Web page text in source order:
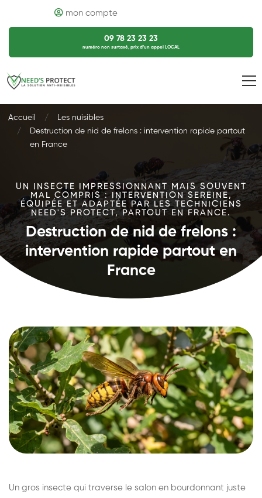
mon compte
09 78 23 23 23
numéro non surtaxé, prix d’un appel LOCAL
Accueil
Les nuisibles
Destruction de nid de frelons : intervention rapide partout
en France
UN INSECTE IMPRESSIONNANT MAIS SOUVENT
MAL COMPRIS : INTERVENTION SEREINE,
ÉQUIPÉE ET ADAPTÉE PAR LES TECHNICIENS
NEED'S PROTECT, PARTOUT EN FRANCE.
Destruction de nid de frelons :
intervention rapide partout en
France
Un gros insecte qui traverse le salon en bourdonnant juste